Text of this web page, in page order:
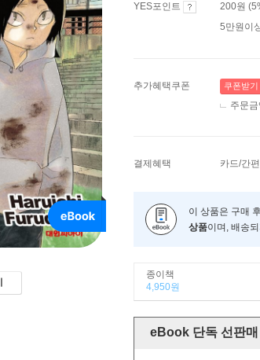
YES포인트
200원
5만원이
추가혜택쿠폰 쿠폰받기
주문
결제혜택 카드/간
이 상품은 구매
상품이며, 배송
종이책
4,950원
eBook 단독 선판매